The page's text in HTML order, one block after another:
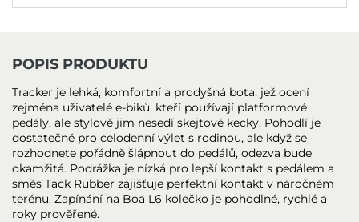
POPIS PRODUKTU
Tracker je lehká, komfortní a prodyšná bota, jež ocení
zejména uživatelé e-biků, kteří používají platformové
pedály, ale stylově jim nesedí skejtové kecky. Pohodlí je
dostatečné pro celodenní výlet s rodinou, ale když se
rozhodnete pořádně šlápnout do pedálů, odezva bude
okamžitá. Podrážka je nízká pro lepší kontakt s pedálem a
směs Tack Rubber zajišťuje perfektní kontakt v náročném
terénu. Zapínání na Boa L6 kolečko je pohodlné, rychlé a
roky prověřené.